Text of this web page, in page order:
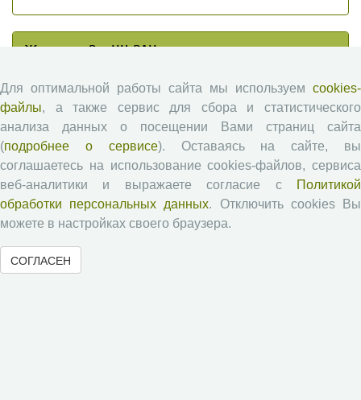
Журналы ВолНЦ РАН
Экономические и социальные перемены
Проблемы развития территории
Вопросы территориального развития
Социальное пространство
Юный экономист
АгроЗооТехника
Для оптимальной работы сайта мы используем cookies-
файлы, а также сервис для сбора и статистического
анализа данных о посещении Вами страниц сайта
(подробнее о сервисе). Оставаясь на сайте, вы
соглашаетесь на использование cookies-файлов, сервиса
веб-аналитики и выражаете согласие с
Политикой
обработки персональных данных. Отключить cookies Вы
можете в настройках своего браузера.
СОГЛАСЕН